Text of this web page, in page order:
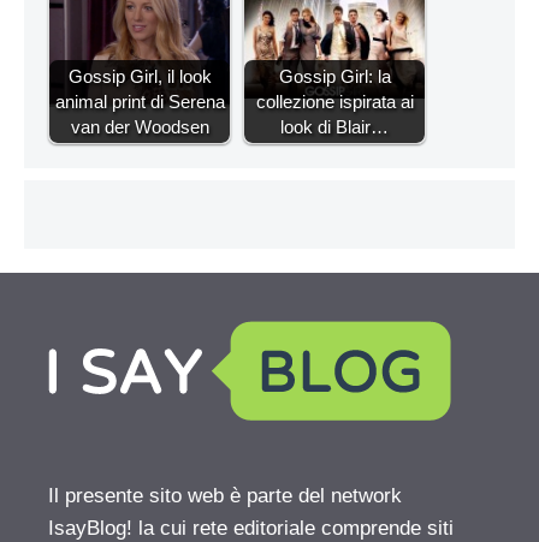
Gossip Girl, il look
animal print di Serena
van der Woodsen
Gossip Girl: la
collezione ispirata ai
look di Blair…
Il presente sito web è parte del network
IsayBlog! la cui rete editoriale comprende siti